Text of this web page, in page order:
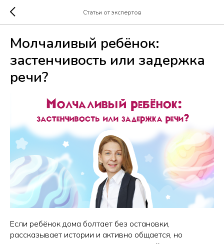
Статьи от экспертов
Молчаливый ребёнок:
застенчивость или задержка
речи?
Если ребёнок дома болтает без остановки,
рассказывает истории и активно общается, но